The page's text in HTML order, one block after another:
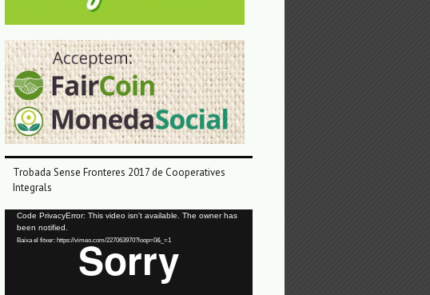
Trobada Sense Fronteres 2017 de Cooperatives
Integrals
Reproductor
vídeo
Code PrivacyError: This video isn't available. The owner has
been notified.
Baixa el fitxer: https://vimeo.com/227063970?loop=0&_=1